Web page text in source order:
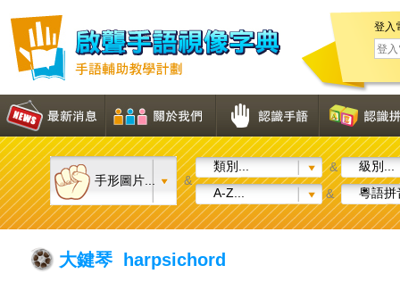
登入
手形圖片... &
類別... &
級別...
A-Z...
& 粵語拼
大鍵琴 harpsichord